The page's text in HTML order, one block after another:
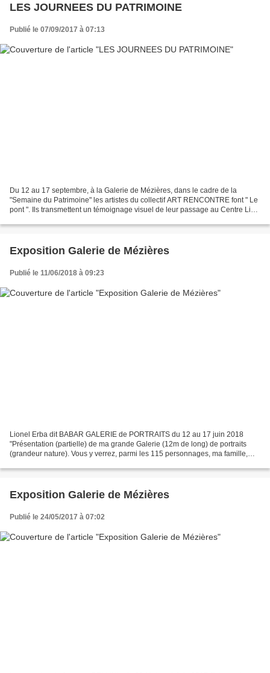
LES JOURNEES DU PATRIMOINE
Publié le 07/09/2017 à 07:13
Du 12 au 17 septembre, à la Galerie de Mézières, dans le cadre de la
"Semaine du Patrimoine" les artistes du collectif ART RENCONTRE font " Le
pont ". Ils transmettent un témoignage visuel de leur passage au Centre Lino
Exposition Galerie de Mézières
Publié le 11/06/2018 à 09:23
Lionel Erba dit BABAR GALERIE de PORTRAITS du 12 au 17 juin 2018
"Présentation (partielle) de ma grande Galerie (12m de long) de portraits
(grandeur nature). Vous y verrez, parmi les 115 personnages, ma famille,
Exposition Galerie de Mézières
Publié le 24/05/2017 à 07:02